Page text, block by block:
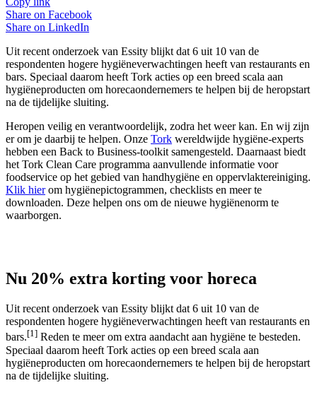
Share on Facebook
Share on LinkedIn
Uit recent onderzoek van Essity blijkt dat 6 uit 10 van de
respondenten hogere hygiëneverwachtingen heeft van restaurants en
bars. Speciaal daarom heeft Tork acties op een breed scala aan
hygiëneproducten om horecaondernemers te helpen bij de heropstart
na de tijdelijke sluiting.
Heropen veilig en verantwoordelijk, zodra het weer kan. En wij zijn
er om je daarbij te helpen. Onze Tork wereldwijde hygiëne-experts
hebben een Back to Business-toolkit samengesteld. Daarnaast biedt
het Tork Clean Care programma aanvullende informatie voor
foodservice op het gebied van handhygiëne en oppervlaktereiniging.
Klik hierom hygiënepictogrammen, checklists en meer te
downloaden. Deze helpen ons om de nieuwe hygiënenorm te
waarborgen.
Nu 20% extra korting voor horeca
Uit recent onderzoek van Essity blijkt dat 6 uit 10 van de
respondenten hogere hygiëneverwachtingen heeft van restaurants en
bars.[1] Reden te meer om extra aandacht aan hygiëne te besteden.
Speciaal daarom heeft Tork acties op een breed scala aan
hygiëneproducten om horecaondernemers te helpen bij de heropstart
na de tijdelijke sluiting.